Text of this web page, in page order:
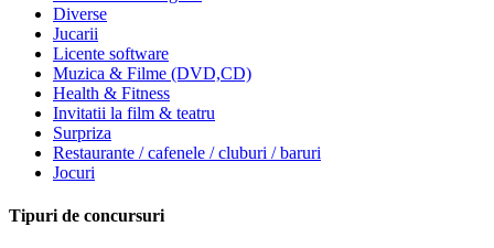
Diverse
Jucarii
Licente software
Muzica & Filme (DVD,CD)
Health & Fitness
Invitatii la film & teatru
Surpriza
Restaurante / cafenele / cluburi / baruri
Jocuri
Tipuri de concursuri